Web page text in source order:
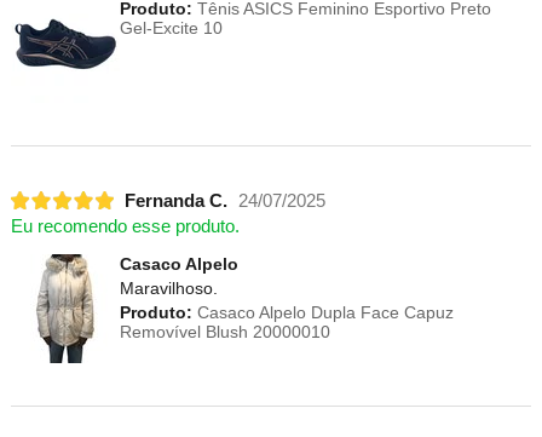
Produto: Tênis ASICS Feminino Esportivo Preto
Gel-Excite 10
Fernanda C.
24/07/2025
Eu recomendo esse produto.
Casaco Alpelo
Maravilhoso.
Produto: Casaco Alpelo Dupla Face Capuz
Removível Blush 20000010